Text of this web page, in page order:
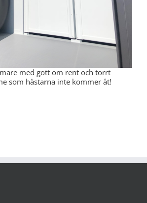
med gott om rent och torrt
som hästarna inte kommer åt!